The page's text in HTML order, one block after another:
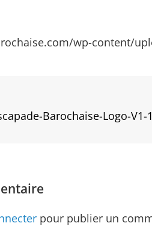
wp-content/
Barochaise-Logo-V1-
pour publier un